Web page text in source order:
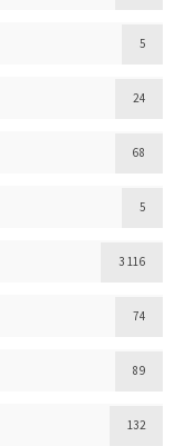
5
24
68
5
3 116
74
89
132